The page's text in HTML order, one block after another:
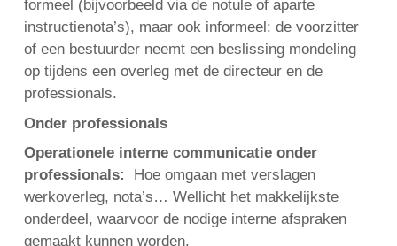
formeel (bijvoorbeeld via de notule of aparte
instructienota’s), maar ook informeel: de voorzitter
of een bestuurder neemt een beslissing mondeling
op tijdens een overleg met de directeur en de
professionals.
Onder professionals
Operationele interne communicatie onder
professionals: Hoe omgaan met verslagen
werkoverleg, nota’s… Wellicht het makkelijkste
onderdeel, waarvoor de nodige interne afspraken
gemaakt kunnen worden.